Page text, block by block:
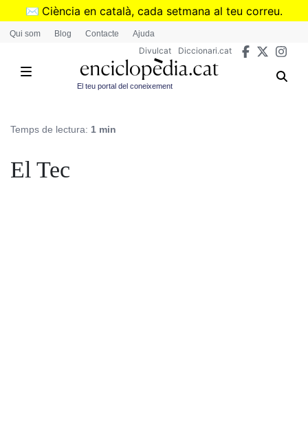
Vés
✉️ Ciència en català, cada setmana al teu correu.
➜Subscriu-te al butlletí de Divulcat
Qui som Blog Contacte Ajuda
Divulcat Diccionari.cat
El teu portal del coneixement
Temps de lectura: 1 min
El Tec